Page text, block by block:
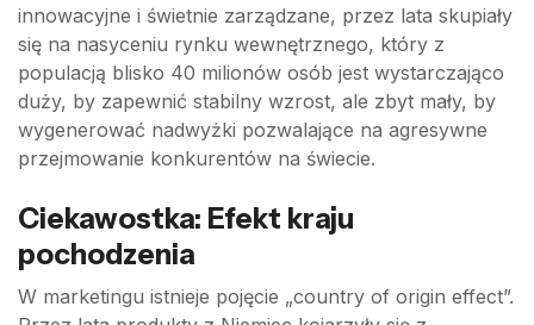
innowacyjne i świetnie zarządzane, przez lata skupiały
się na nasyceniu rynku wewnętrznego, który z
populacją blisko 40 milionów osób jest wystarczająco
duży, by zapewnić stabilny wzrost, ale zbyt mały, by
wygenerować nadwyżki pozwalające na agresywne
przejmowanie konkurentów na świecie.
Ciekawostka: Efekt kraju
pochodzenia
W marketingu istnieje pojęcie „country of origin effect”.